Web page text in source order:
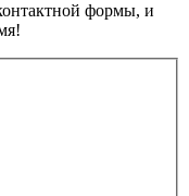
формы, и